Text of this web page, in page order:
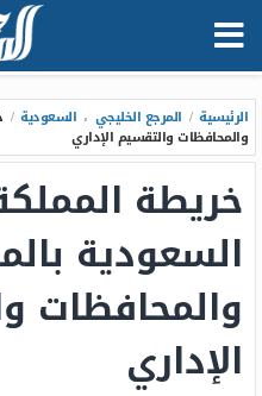
الرئيسية / المرجع الخليجي ، السعودية /
والمحافظات والتقسيم الإداري
خريطة
السعودية
والمحافظات
الإداري